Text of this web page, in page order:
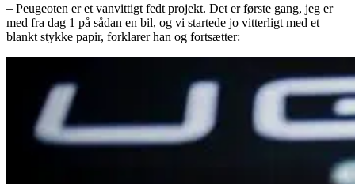
– Peugeoten er et vanvittigt fedt projekt. Det er første gang, jeg er
med fra dag 1 på sådan en bil, og vi startede jo vitterligt med et
blankt stykke papir, forklarer han og fortsætter: